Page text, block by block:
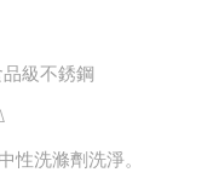
品級不銹鋼
性洗滌劑洗淨。